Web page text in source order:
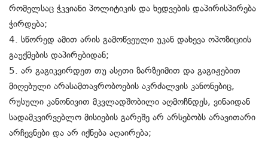
რომელსაც ჭკვიანი პოლიტიკის და ხედვების დაპირისპირება
ჭირდება;
4. სწორედ ამით არის გამოწვეული უკან დახევა ოპოზიციის
გაუქმების დაპირებიდან;
5. არ გაგიკვირდეთ თუ ასეთი ზარზეიმით და გაგიჟებით
მიღებული არასამთავრობოების აკრძალვის კანონებიც,
რუსული კანონივით მკვლადშობილი აღმოჩნდეს, ვინაიდან
სადამკვირვებლო მისიების გარეშე არ არსებობს არავითარი
არჩევნები და არ იქნება აღაირება;